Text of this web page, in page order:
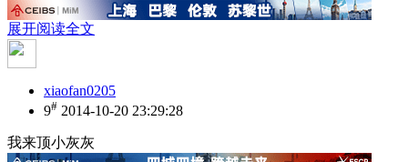
展开阅读全文
xiaofan0205
9# 2014-10-20 23:29:28
我来顶小灰灰